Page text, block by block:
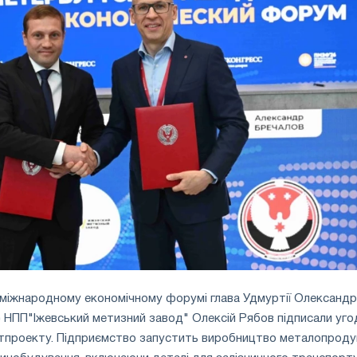
економічному форумі глава Удмуртії Олександр
НПП"Іжевський метизний завод" Олексій Рябов підписали
Підприємство запустить виробництво